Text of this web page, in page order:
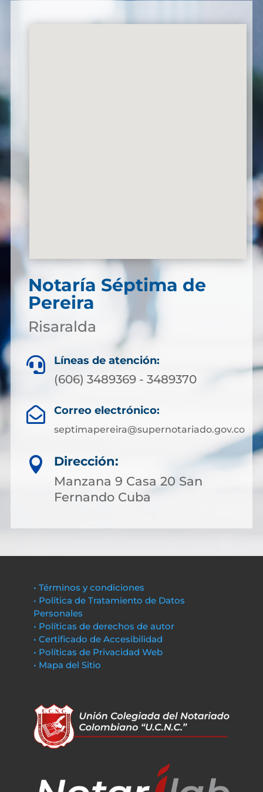
Notaría Séptima de
Pereira
Risaralda
 Líneas de atención:
(606) 3489369 - 3489370
 Correo electrónico:
septimapereira@supernotariado.gov.co

Dirección:
Manzana 9 Casa 20 San
Fernando Cuba
• Términos y condiciones
• Política de Tratamiento de Datos
Personales
• Políticas de derechos de autor
• Certificado de Accesibilidad
• Políticas de Privacidad Web
• Mapa del Sitio